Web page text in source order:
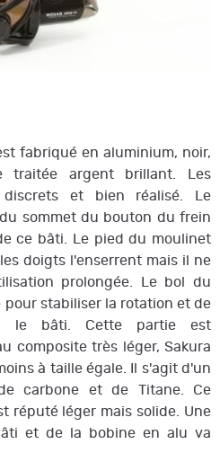
fabriqué en aluminium, noir,
traitée argent brillant. Les
discrets et bien réalisé. Le
sommet du bouton du frein
ce bâti. Le pied du moulinet
doigts l'enserrent mais il ne
prolongée. Le bol du
pour stabiliser la rotation et de
le bâti. Cette partie est
composite très léger, Sakura
à taille égale. Il s'agit d'un
carbone et de Titane. Ce
réputé léger mais solide. Une
et de la bobine en alu va